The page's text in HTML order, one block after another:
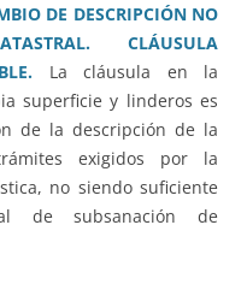
DE DESCRIPCIÓN NO
CLÁUSULA
La cláusula en la
superficie y linderos es
de la descripción de la
exigidos por la
no siendo suficiente
de subsanación de